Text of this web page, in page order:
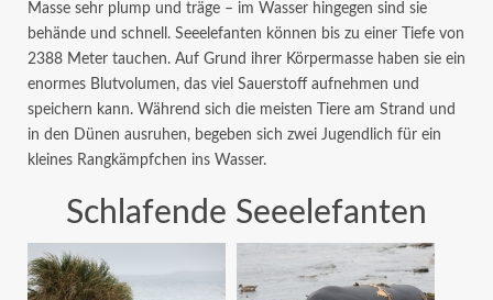
Masse sehr plump und träge – im Wasser hingegen sind sie
behände und schnell. Seeelefanten können bis zu einer Tiefe von
2388 Meter tauchen. Auf Grund ihrer Körpermasse haben sie ein
enormes Blutvolumen, das viel Sauerstoff aufnehmen und
speichern kann. Während sich die meisten Tiere am Strand und
in den Dünen ausruhen, begeben sich zwei Jugendlich für ein
kleines Rangkämpfchen ins Wasser.
Schlafende Seeelefanten